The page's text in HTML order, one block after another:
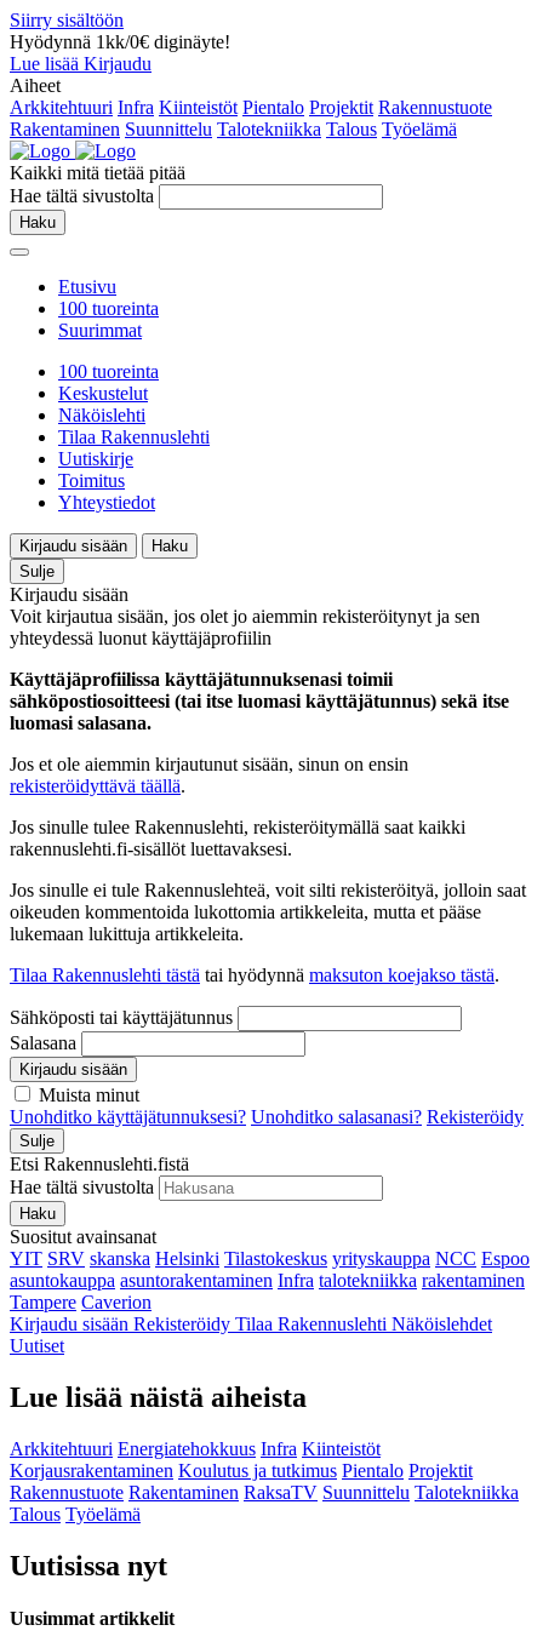
Siirry sisältöön
Hyödynnä 1kk/0€ diginäyte!
Lue lisää Kirjaudu
Aiheet
Arkkitehtuuri Infra Kiinteistöt Pientalo Projektit Rakennustuote
Rakentaminen Suunnittelu Talotekniikka Talous Työelämä
Kaikki mitä tietää pitää
Hae tältä sivustolta
Haku
Etusivu
100 tuoreinta
Suurimmat
100 tuoreinta
Keskustelut
Näköislehti
Tilaa Rakennuslehti
Uutiskirje
Toimitus
Yhteystiedot
Kirjaudu sisään
Haku
Sulje
Kirjaudu sisään
Voit kirjautua sisään, jos olet jo aiemmin rekisteröitynyt ja sen
yhteydessä luonut käyttäjäprofiilin
Käyttäjäprofiilissa käyttäjätunnuksenasi toimii
sähköpostiosoitteesi (tai itse luomasi käyttäjätunnus) sekä itse
luomasi salasana.
Jos et ole aiemmin kirjautunut sisään, sinun on ensin
rekisteröidyttävä täällä.
Jos sinulle tulee Rakennuslehti, rekisteröitymällä saat kaikki
rakennuslehti.fi-sisällöt luettavaksesi.
Jos sinulle ei tule Rakennuslehteä, voit silti rekisteröityä, jolloin saat
oikeuden kommentoida lukottomia artikkeleita, mutta et pääse
lukemaan lukittuja artikkeleita.
Tilaa Rakennuslehti tästä tai hyödynnä maksuton koejakso tästä.
Sähköposti tai käyttäjätunnus
Salasana
Kirjaudu sisään
Muista minut
Unohditko käyttäjätunnuksesi? Unohditko salasanasi? Rekisteröidy
Sulje
Etsi Rakennuslehti.fistä
Hae tältä sivustolta
Haku
Suositut avainsanat
YIT SRV skanska Helsinki Tilastokeskus yrityskauppa NCC Espoo
asuntokauppa asuntorakentaminen Infra talotekniikka rakentaminen
Tampere Caverion
Kirjaudu sisään Rekisteröidy Tilaa Rakennuslehti Näköislehdet
Uutiset
Lue lisää näistä aiheista
Arkkitehtuuri Energiatehokkuus Infra Kiinteistöt
Korjausrakentaminen Koulutus ja tutkimus Pientalo Projektit
Rakennustuote Rakentaminen RaksaTV Suunnittelu Talotekniikka
Talous Työelämä
Uutisissa nyt
Uusimmat artikkelit